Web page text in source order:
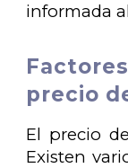
informada
precio
El precio
Existen